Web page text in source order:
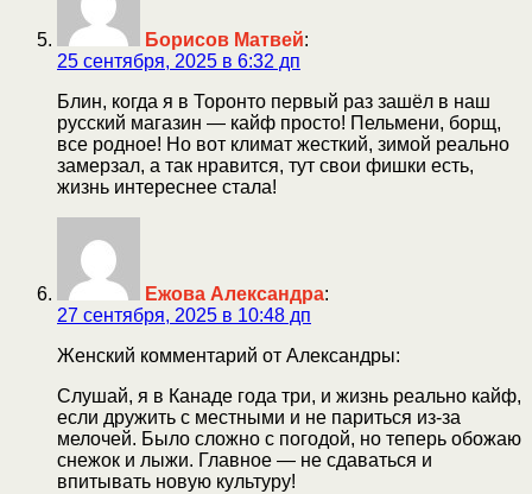
Борисов Матвей:
25 сентября, 2025 в 6:32 дп
Блин, когда я в Торонто первый раз зашёл в наш
русский магазин — кайф просто! Пельмени, борщ,
все родное! Но вот климат жесткий, зимой реально
замерзал, а так нравится, тут свои фишки есть,
жизнь интереснее стала!
Ежова Александра:
27 сентября, 2025 в 10:48 дп
Женский комментарий от Александры:
Слушай, я в Канаде года три, и жизнь реально кайф,
если дружить с местными и не париться из-за
мелочей. Было сложно с погодой, но теперь обожаю
снежок и лыжи. Главное — не сдаваться и
впитывать новую культуру!